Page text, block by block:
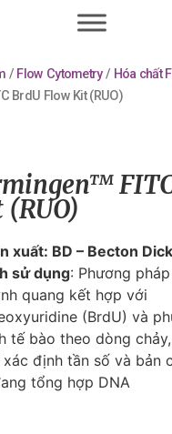
/ Flow Cytometry/ Hóa chất
BrdU Flow Kit (RUO)
xuất: BD – Becton
sử dụng: Phương
quang kết hợp với
(BrdU) và
tế bào theo dòng
định tần số và bản
tổng hợp DNA